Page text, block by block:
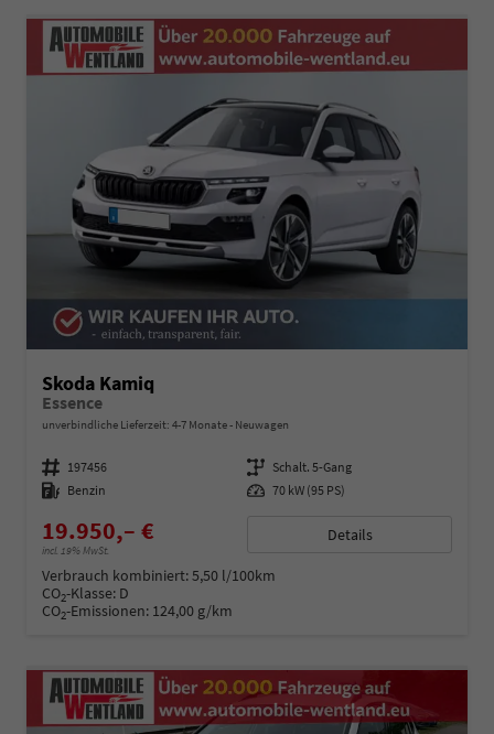
Skoda Kamiq
Essence
unverbindliche Lieferzeit: 4-7 Monate Neuwagen
Fahrzeugnummer 197456 Getriebe Schalt. 5-Gang
Kraftstoff Benzin Leistung 70 kW (95 PS)
19.950,– €
incl. 19% MwSt.
Details
Verbrauch kombiniert:5,50 l/100km
CO2-Klasse: D
CO2-Emissionen: 124,00 g/km